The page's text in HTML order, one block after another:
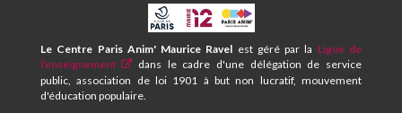
CPA
ET
CENTRE
SOCIAL
MAURICE
Le Centre Paris Anim' Maurice Ravel est géré par la Ligue de
l'enseignement
dans le cadre d'une délégation de service
public, association de loi 1901 à but non lucratif, mouvement
d'éducation populaire.